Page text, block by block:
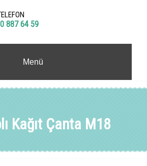
887 64 59
Menü
Kağıt Çanta M18